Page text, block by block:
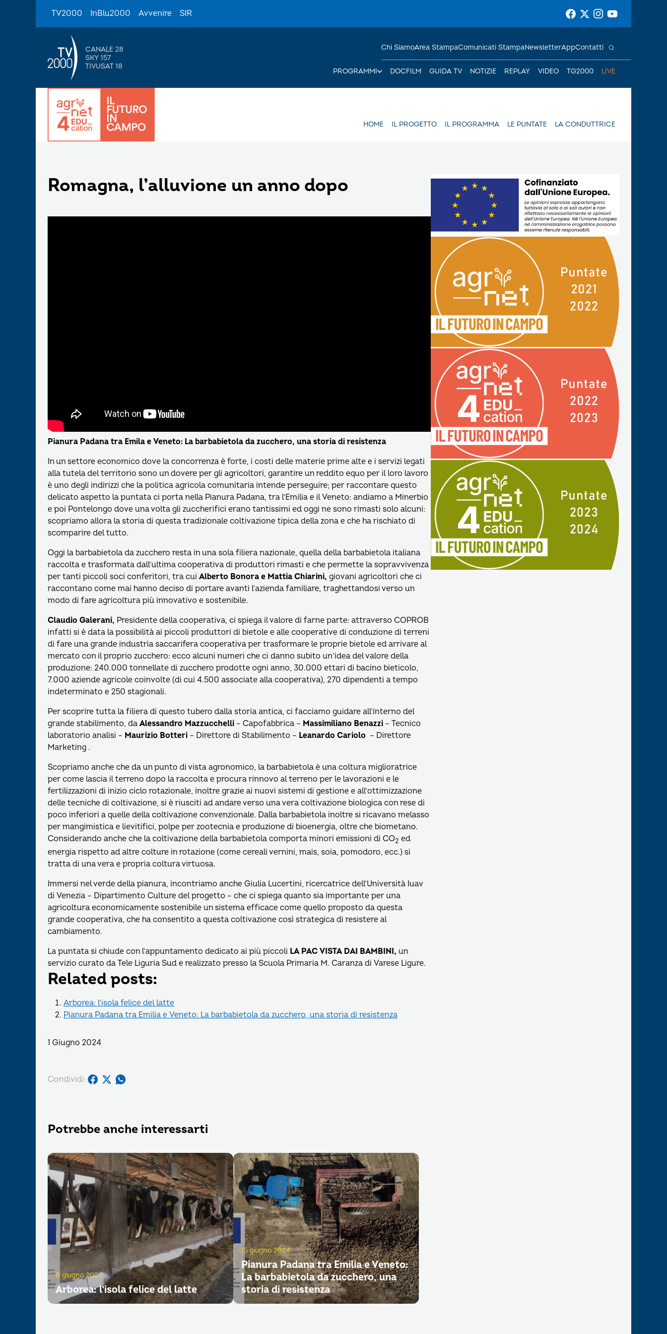
TV2000 InBlu2000 Avvenire SIR
CANALE 28
SKY 157
TIVUSAT 18
PROGRAMMI DOCFILM GUIDA TV NOTIZIE REPLAY VIDEO TG2000 LIVE
Chi SiamoArea StampaComunicati StampaNewsletterAppContatti
HOME IL PROGETTO IL PROGRAMMA LE PUNTATE LA CONDUTTRICE
Romagna, l’alluvione un anno dopo
Pianura Padana tra Emila e Veneto: La barbabietola da zucchero, una storia di resistenza
In un settore economico dove la concorrenza è forte, i costi delle materie prime alte e i servizi legati
alla tutela del territorio sono un dovere per gli agricoltori, garantire un reddito equo per il loro lavoro
è uno degli indirizzi che la politica agricola comunitaria intende perseguire; per raccontare questo
delicato aspetto la puntata ci porta nella Pianura Padana, tra l’Emilia e il Veneto: andiamo a Minerbio
e poi Pontelongo dove una volta gli zuccherifici erano tantissimi ed oggi ne sono rimasti solo alcuni:
scopriamo allora la storia di questa tradizionale coltivazione tipica della zona e che ha rischiato di
scomparire del tutto.
Oggi la barbabietola da zucchero resta in una sola filiera nazionale, quella della barbabietola italiana
raccolta e trasformata dall’ultima cooperativa di produttori rimasti e che permette la sopravvivenza
per tanti piccoli soci conferitori, tra cui Alberto Bonora e Mattia Chiarini, giovani agricoltori che ci
raccontano come mai hanno deciso di portare avanti l’azienda familiare, traghettandosi verso un
modo di fare agricoltura più innovativo e sostenibile.
Claudio Galerani, Presidente della cooperativa, ci spiega il valore di farne parte: attraverso COPROB
infatti si è data la possibilità ai piccoli produttori di bietole e alle cooperative di conduzione di terreni
di fare una grande industria saccarifera cooperativa per trasformare le proprie bietole ed arrivare al
mercato con il proprio zucchero: ecco alcuni numeri che ci danno subito un’idea del valore della
produzione: 240.000 tonnellate di zucchero prodotte ogni anno, 30.000 ettari di bacino bieticolo,
7.000 aziende agricole coinvolte (di cui 4.500 associate alla cooperativa), 270 dipendenti a tempo
indeterminato e 250 stagionali.
Per scoprire tutta la filiera di questo tubero dalla storia antica, ci facciamo guidare all’interno del
grande stabilimento, da Alessandro Mazzucchelli – Capofabbrica – Massimiliano Benazzi – Tecnico
laboratorio analisi – Maurizio Botteri – Direttore di Stabilimento – Leanardo Cariolo – Direttore
Marketing .
Scopriamo anche che da un punto di vista agronomico, la barbabietola è una coltura miglioratrice
per come lascia il terreno dopo la raccolta e procura rinnovo al terreno per le lavorazioni e le
fertilizzazioni di inizio ciclo rotazionale, inoltre grazie ai nuovi sistemi di gestione e all’ottimizzazione
delle tecniche di coltivazione, si è riusciti ad andare verso una vera coltivazione biologica con rese di
poco inferiori a quelle della coltivazione convenzionale. Dalla barbabietola inoltre si ricavano melasso
per mangimistica e lievitifici, polpe per zootecnia e produzione di bioenergia, oltre che biometano.
Considerando anche che la coltivazione della barbabietola comporta minori emissioni di CO2 ed
energia rispetto ad altre colture in rotazione (come cereali vernini, mais, soia, pomodoro, ecc.) si
tratta di una vera e propria coltura virtuosa.
Immersi nel verde della pianura, incontriamo anche Giulia Lucertini, ricercatrice dell’Università Iuav
di Venezia – Dipartimento Culture del progetto – che ci spiega quanto sia importante per una
agricoltura economicamente sostenibile un sistema efficace come quello proposto da questa
grande cooperativa, che ha consentito a questa coltivazione così strategica di resistere al
cambiamento.
La puntata si chiude con l’appuntamento dedicato ai più piccoli LA PAC VISTA DAI BAMBINI, un
servizio curato da Tele Liguria Sud e realizzato presso la Scuola Primaria M. Caranza di Varese Ligure.
Related posts:
Arborea: l’isola felice del latte
Pianura Padana tra Emilia e Veneto: La barbabietola da zucchero, una storia di resistenza
1 Giugno 2024
Condividi:
Potrebbe anche interessarti
8 giugno 2024
Arborea: l’isola felice del latte
15 giugno 2024
Pianura Padana tra Emilia e Veneto:
La barbabietola da zucchero, una
storia di resistenza